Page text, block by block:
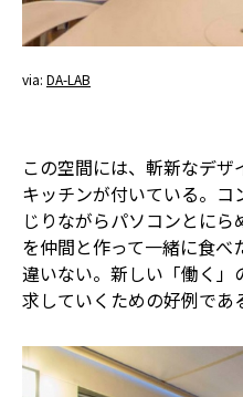
via: DA-LAB
この空間には、斬新なデ
キッチンが付いている。
じりながらパソコンとに
を仲間と作って一緒に食べ
違いない。新しい「働く
求していくための好例であ